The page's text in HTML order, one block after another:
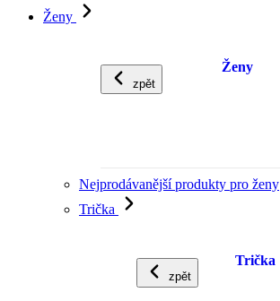
Ženy
zpět
Ženy
Nejprodávanější produkty pro ženy
Trička
zpět
Trička